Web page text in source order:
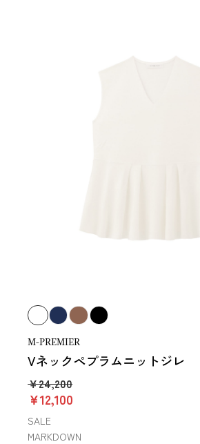
M-PREMIER
Vネックペプラムニットジレ
￥24,200
￥12,100
SALE
MARKDOWN